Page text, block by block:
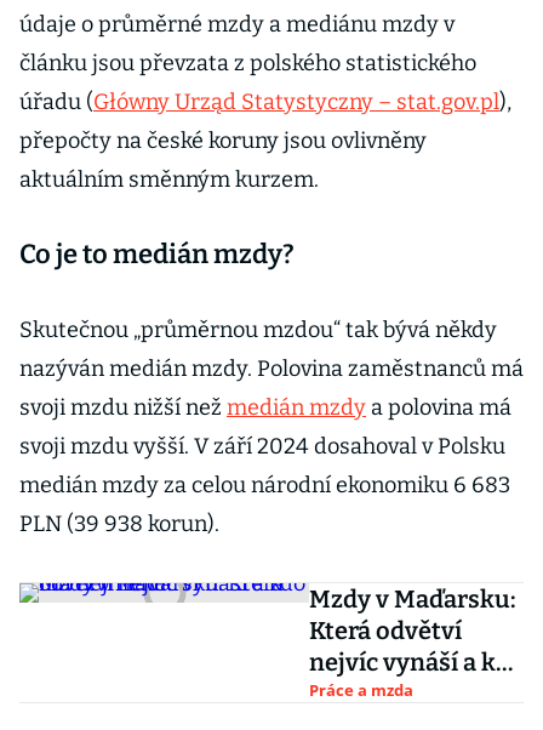
údaje o průměrné mzdy a mediánu mzdy v
článku jsou převzata z polského statistického
úřadu (Główny Urząd Statystyczny – stat.gov.pl),
přepočty na české koruny jsou ovlivněny
aktuálním směnným kurzem.
Co je to medián mzdy?
Skutečnou „průměrnou mzdou“ tak bývá někdy
nazýván medián mzdy. Polovina zaměstnanců má
svoji mzdu nižší než medián mzdy a polovina má
svoji mzdu vyšší. V září 2024 dosahoval v Polsku
medián mzdy za celou národní ekonomiku 6 683
PLN (39 938 korun).
Mzdy v Maďarsku:
Která odvětví
nejvíc vynáší a kdo
má nejméně?
Práce a mzda